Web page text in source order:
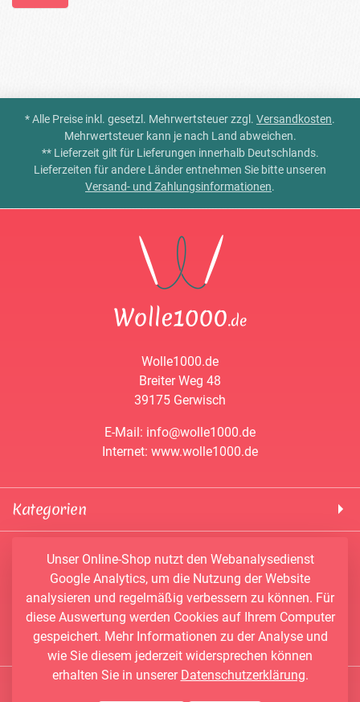
* Alle Preise inkl. gesetzl. Mehrwertsteuer zzgl. Versandkosten.
Mehrwertsteuer kann je nach Land abweichen.
** Lieferzeit gilt für Lieferungen innerhalb Deutschlands.
Lieferzeiten für andere Länder entnehmen Sie bitte unseren
Versand- und Zahlungsinformationen.
Wolle1000.de
Breiter Weg 48
39175 Gerwisch
E-Mail: info@wolle1000.de
Internet: www.wolle1000.de
Kategorien
ALIZE Yarns
Bobbel
Bobbiny
Chenille Garne
Himalaya Yarns
Konengarn
Service & Informationen
Konto
Newsletter
Kontakt
Angebote
Händler-Shop
Vertrag widerrufen
Unser Online-Shop nutzt den Webanalysedienst
Google Analytics, um die Nutzung der Website
analysieren und regelmäßig verbessern zu können. Für
diese Auswertung werden Cookies auf Ihrem Computer
gespeichert. Mehr Informationen zu der Analyse und
wie Sie diesem jederzeit widersprechen können
erhalten Sie in unserer Datenschutzerklärung.